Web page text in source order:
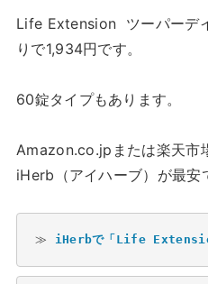
Life Extension ツーパーデ
りで1,934円です。
60錠タイプもあります。
Amazon.co.jpまたは楽天市
iHerb（アイハーブ）が最
≫ iHerbで「Life